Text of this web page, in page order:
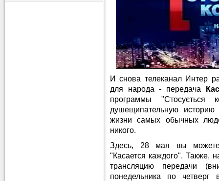
И снова телеканал Интер
для народа - передача
программы "Стосується
душещипательную
жизни самых обычных
никого.
Здесь, 28 мая вы
"Касается каждого". Также,
трансляцию передачи
понедельника по